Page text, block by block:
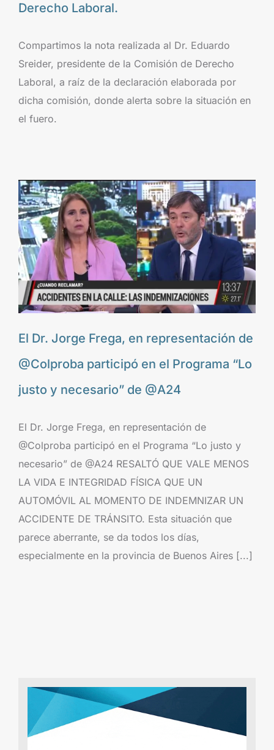
Derecho Laboral.
Compartimos la nota realizada al Dr. Eduardo
Sreider, presidente de la Comisión de Derecho
Laboral, a raíz de la declaración elaborada por
dicha comisión, donde alerta sobre la situación en
el fuero.
El Dr. Jorge Frega, en representación de
@Colproba participó en el Programa “Lo
justo y necesario” de @A24
El Dr. Jorge Frega, en representación de
@Colproba participó en el Programa “Lo justo y
necesario” de @A24 RESALTÓ QUE VALE MENOS
LA VIDA E INTEGRIDAD FÍSICA QUE UN
AUTOMÓVIL AL MOMENTO DE INDEMNIZAR UN
ACCIDENTE DE TRÁNSITO. Esta situación que
parece aberrante, se da todos los días,
especialmente en la provincia de Buenos Aires [...]